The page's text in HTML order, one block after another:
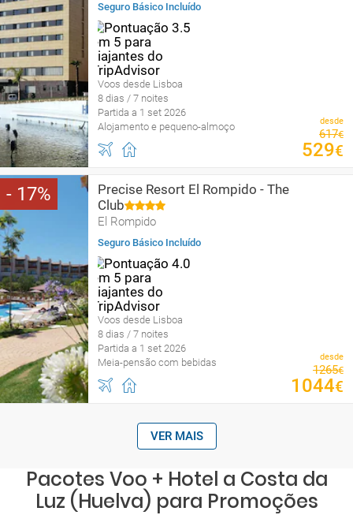
Seguro Básico Incluído
Voos desde Lisboa
8 dias / 7 noites
Partida a 1 set 2026
Alojamento e pequeno-almoço
desde
617€
529€
17
Precise Resort El Rompido - The
Club
El Rompido
Seguro Básico Incluído
Voos desde Lisboa
8 dias / 7 noites
Partida a 1 set 2026
Meia-pensão com bebidas
desde
1265€
1044€
VER MAIS
Pacotes Voo + Hotel a Costa da
Luz (Huelva) para Promoções